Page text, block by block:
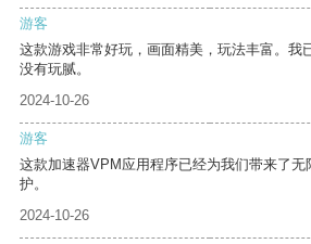
游客
这款游戏非常好玩，画面精美，玩法丰富。我
没有玩腻。
2024-10-26
游客
这款加速器VPM应用程序已经为我们带来了
护。
2024-10-26